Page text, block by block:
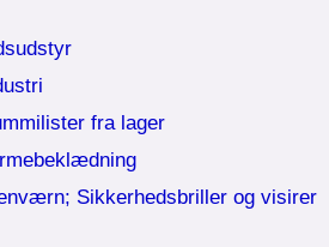
fra lager
Sikkerhedsbriller og visirer